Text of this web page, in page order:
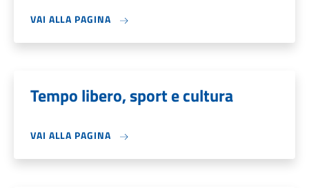
VAI ALLA PAGINA
Tempo libero, sport e cultura
VAI ALLA PAGINA